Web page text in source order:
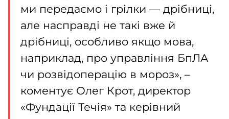
ми передаємо і грілки — дрібниці,
але насправді не такі вже й
дрібниці, особливо якщо мова,
наприклад, про управління БпЛА
чи розвідоперацію в мороз», –
коментує Олег Крот, директор
«Фундації Течія» та керівний